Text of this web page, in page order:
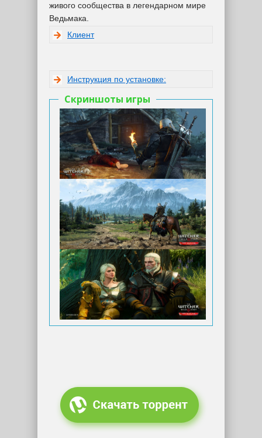
живого сообщества в легендарном мире
Ведьмака.
Клиент
Инструкция по установке:
Скриншоты игры